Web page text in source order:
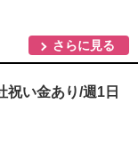
さらに見る
祝い金あり/週1日